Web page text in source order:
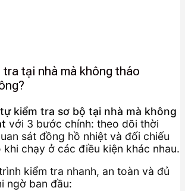
tại nhà mà không tháo
kiểm tra sơ bộ tại nhà mà không
với 3 bước chính: theo dõi thời
sát đồng hồ nhiệt và đối chiếu
khi chạy ở các điều kiện khác nhau.
kiểm tra nhanh, an toàn và đủ
ngờ ban đầu: